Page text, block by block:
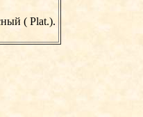
( Plat.).